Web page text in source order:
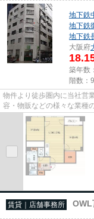
地下鉄
地下鉄
地下鉄
大阪府
築年数
階数：
物件より徒歩圏内に当社営
容・物販などの様々な業種
尚、弊社ではおとり広告は
賃貸｜店舗事務所 OWL